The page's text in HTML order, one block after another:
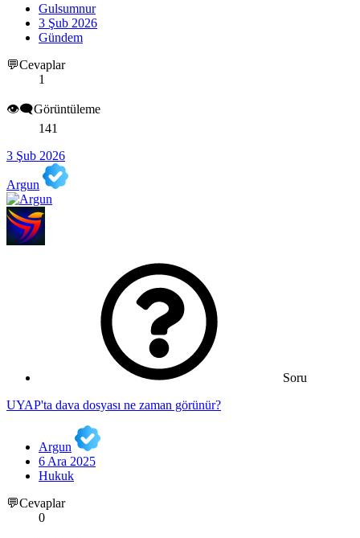
Gulsumnur
3 Şub 2026
Gündem
💬Cevaplar
1
👁️‍🗨️Görüntüleme
141
3 Şub 2026
Argun
Soru
UYAP'ta dava dosyası ne zaman görünür?
Argun
6 Ara 2025
Hukuk
💬Cevaplar
0